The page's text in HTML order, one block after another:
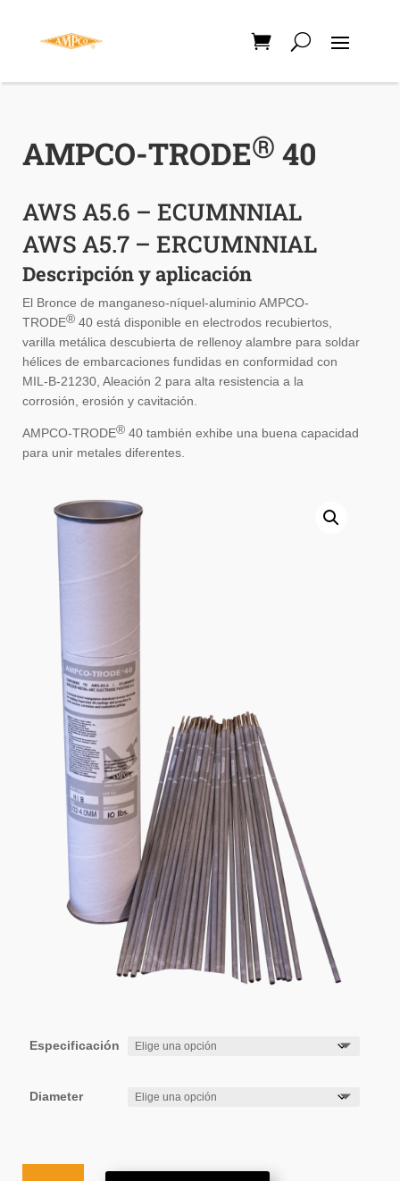
AMPCO-TRODE® 40
AWS A5.6 – ECUMNNIAL
AWS A5.7 – ERCUMNNIAL
Descripción y aplicación
El Bronce de manganeso-níquel-aluminio AMPCO-
TRODE®40 está disponible en electrodos recubiertos,
varilla metálica descubierta de rellenoy alambre para soldar
hélices de embarcaciones fundidas en conformidad con
MIL-B-21230, Aleación 2 para alta resistencia a la
corrosión, erosión y cavitación.
AMPCO-TRODE®40 también exhibe una buena capacidad
para unir metales diferentes.
Especificación
Diameter